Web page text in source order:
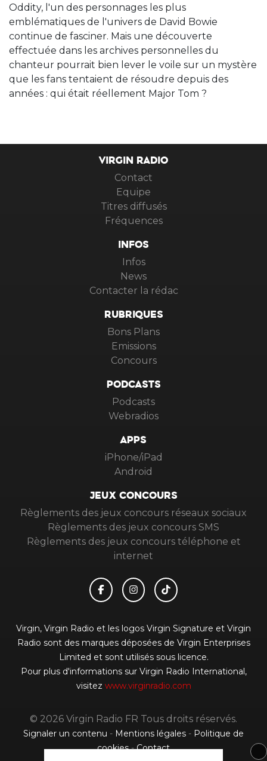
Oddity, l'un des personnages les plus
emblématiques de l'univers de David Bowie
continue de fasciner. Mais une découverte
effectuée dans les archives personnelles du
chanteur pourrait bien lever le voile sur un mystère
que les fans tentaient de résoudre depuis des
années : qui était réellement Major Tom ?
VIRGIN RADIO
Contact
Equipe
Titres diffusés
Fréquences
INFOS
Infos
News
Contacter la rédac
RUBRIQUES
Bons Plans
Emissions
Concours
PODCASTS
Podcasts
Webradios
APPS
iPhone/iPad
Android
JEUX CONCOURS
Règlements des jeux concours réseaux sociaux
Règlements des jeux concours SMS
Règlements des jeux concours téléphone et
internet
Virgin, Virgin Radio et les logos Virgin Signature et Virgin
Radio sont des marques déposées de Virgin Enterprises
Limited et sont utilisés sous licence.
Pour plus d'informations sur Virgin Radio International,
visitez www.virginradio.com
© 2026 Virgin Radio FR Tous droits réservés.
Signaler un contenu - Mentions légales - Politique de
cookies-Contact